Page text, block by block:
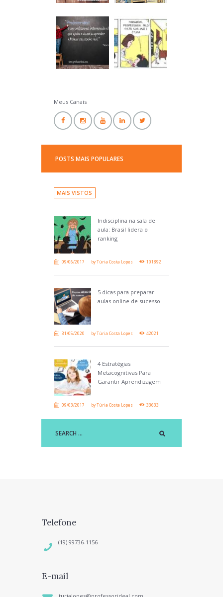
Meus Canais
POSTS MAIS POPULARES
MAIS VISTOS
Indisciplina na sala de
aula: Brasil lidera o
ranking
09/06/2017 byTúria Costa Lopes 101892
5 dicas para preparar
aulas online de sucesso
31/05/2020 byTúria Costa Lopes 42021
4 Estratégias
Metacognitivas Para
Garantir Aprendizagem
09/03/2017 byTúria Costa Lopes 33633
Telefone
(19) 99736-1156
E-mail